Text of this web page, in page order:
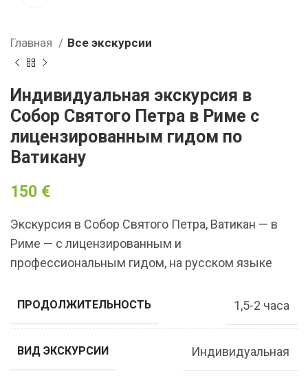
Главная Все экскурсии
Индивидуальная экскурсия в
Собор Святого Петра в Риме с
лицензированным гидом по
Ватикану
150 €
Экскурсия в Собор Святого Петра, Ватикан — в
Риме — с лицензированным и
профессиональным гидом, на русском языке
ПРОДОЛЖИТЕЛЬНОСТЬ 1,5-2 часа
ВИД ЭКСКУРСИИ Индивидуальная